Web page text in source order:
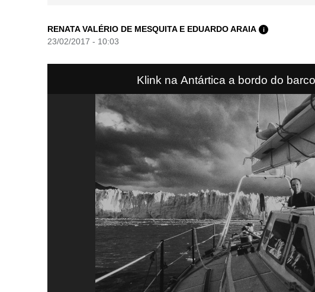
RENATA VALÉRIO DE MESQUITA E EDUARDO ARAIA i
23/02/2017 - 10:03
Klink na Antártica a bordo do